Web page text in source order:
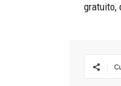
gratuito,